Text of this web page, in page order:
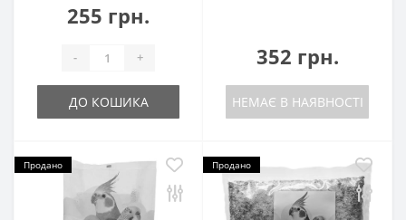
255 грн.
- +
ДО КОШИКА
352 грн.
НЕМАЄ В НАЯВНОСТІ
Продано Продано